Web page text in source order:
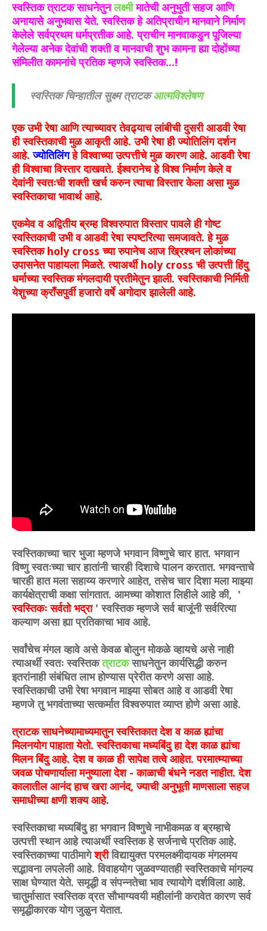
स्वस्तिक त्राटक साधनेतुनलक्ष्मीमातेची अनुभुती सहज आणि
अनायासे अनुभवास येते. स्वस्तिक हे अतिप्राचीन मानवाने निर्माण
केलेले सर्वप्रथम धर्मप्रतीक आहे. प्राचीन मानवाकडुन पूजिल्या
गेलेल्या अनेक देवांची शक्ती व मानवाची शुभ कामना ह्या दोहोंच्या
संमिलीत कामनांचे प्रतिक म्हणजे स्वस्तिक...!
स्वस्तिक चिन्हातील सुक्ष्म त्राटकआत्मविश्लेषण
एक उभी रेषा आणि त्याच्यावर तेवढ्याच लांबीची दुसरी आडवी रेषा
ही स्वस्तिकाची मुळ आकृती आहे. उभी रेषा ही ज्योतिलिंग दर्शन
आहे.ज्योतिलिंगहे विश्वाच्या उत्पत्तीचे मुळ कारण आहे. आडवी रेषा
ही विश्वाचा विस्तार दाखवते. ईश्वरानेच हे विश्व निर्माण केले व
देवांनी स्वतःची शक्ती खर्च करुन त्याचा विस्तार केला असा मुळ
स्वस्तिकाचा भावार्थ आहे.
एकमेव व अद्वितीय ब्रम्ह विश्वरुपात विस्तार पावले ही गोष्ट
स्वस्तिकाची उभी व आडवी रेषा स्पष्टरित्या समजावते. हे मुळ
स्वस्तिकholy cross च्या रुपानेच आज ख्रिश्चन लोकांच्या
उपासनेत पाहायला मिळते. त्याअर्थीholy cross ची उत्पत्ती हिंदु
धर्माच्या स्वस्तिक मंगलदायी प्रतीमेतुन झाली. स्वस्तिकाची निर्मिती
येशुच्या क्राँसपुर्वी हजारो वर्षे अगोदार झालेली आहे.
स्वस्तिकाच्या चार भुजा म्हणजे भगवान विष्णुचे चार हात. भगवान
विष्णु स्वतःच्या चार हातांनी चारही दिशाचे पालन करतात. भगवन्ताचे
चारही हात मला सहाय्य करणारे आहेत, तसेच चार दिशा मला माझ्या
कार्यक्षेत्राची कक्षा सांगतात. आमच्या कोशात लिहीले आहे की, '
स्वस्तिकः सर्वतो भद्रा' स्वस्तिक म्हणजे सर्व बाजूंनी सर्वरित्या
कल्याण असा ह्या प्रतिकाचा भाव आहे.
सर्वांचेच मंगल व्हावे असे केवळ बोलुन मोकळे व्हायचे असे नाही
त्याअर्थी स्वतः स्वस्तिकत्राटकसाधनेतुन कार्यसिद्धी करुन
इतरांनाही संबंधित लाभ होण्यास प्रेरीत करणे असा आहे.
स्वस्तिकाची उभी रेषा भगवान माझ्या सोबत आहे व आडवी रेषा
म्हणजे तु भगवंताच्या सत्कर्मात विश्वरुपात व्याप्त होणे असा आहे.
त्राटक साधनेच्यामाध्यमातुन स्वस्तिकात देश व काळ ह्यांचा
मिलनयोग पाहाता येतो. स्वस्तिकाचा मध्यबिंदु हा देश काळ ह्यांचा
मिलन बिंदु आहे. देश व काळ ही सापेक्ष तत्वे आहेत. परमात्म्याच्या
जवळ पोचणार्याला मनुष्याला देश - काळाची बंधने नडत नाहीत. देश
कालातील आनंद हाच खरा आनंद, ज्याची अनुभूती माणसाला सहज
समाधीच्या क्षणी शक्य आहे.
स्वस्तिकाचा मध्यबिंदु हा भगवान विष्णुचे नाभीकमळ व ब्रम्हाचे
उत्पत्ती स्थान आहे त्याअर्थी स्वस्तिक हे सर्जनाचे प्रतिक आहे.
स्वस्तिकाच्या पाठीमागेश्रीविद्यायुक्त परमलक्ष्मीदायक मंगलमय
सद्भावना लपलेली आहे. विवाहयोग जुळवण्यातही स्वस्तिकाचे मांगल्य
साक्ष घेण्यात येते. समृद्धी व संपन्नतेचा भाव त्यायोगे दर्शविला आहे.
चातुर्मासात स्वस्तिक व्रत सौभाग्यवयी महीलांनी करावेत कारण सर्व
समृद्धीकारक योग जुळुन येतात.